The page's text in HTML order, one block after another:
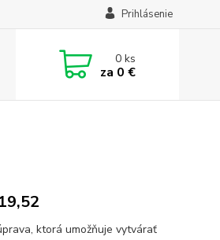
Prihlásenie
0ks
za 0 €
ktorá umožňuje vytvárať